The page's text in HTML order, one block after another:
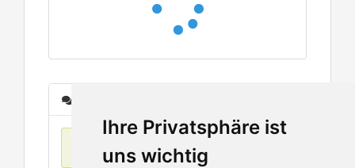
Ihre Privatsphäre ist
uns wichtig
Keine Einträge